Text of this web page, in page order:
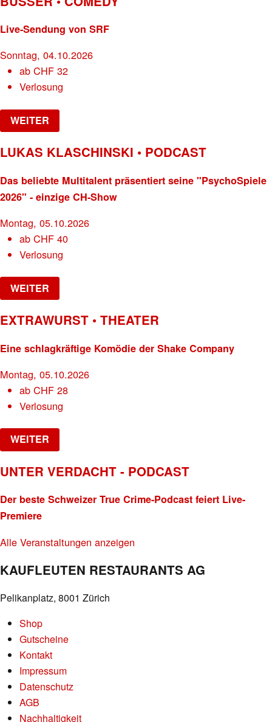
Live-Sendung von SRF
Sonntag, 04.10.2026
abCHF 32
Verlosung
WEITER
LUKAS KLASCHINSKI • PODCAST
Das beliebte Multitalent präsentiert seine "PsychoSpiele
2026" - einzige CH-Show
Montag, 05.10.2026
abCHF 40
Verlosung
WEITER
EXTRAWURST • THEATER
Eine schlagkräftige Komödie der Shake Company
Montag, 05.10.2026
abCHF 28
Verlosung
WEITER
UNTER VERDACHT - PODCAST
Der beste Schweizer True Crime-Podcast feiert Live-
Premiere
Alle Veranstaltungen anzeigen
KAUFLEUTEN RESTAURANTS AG
Pelikanplatz, 8001 Zürich
Shop
Gutscheine
Kontakt
Impressum
Datenschutz
AGB
Nachhaltigkeit